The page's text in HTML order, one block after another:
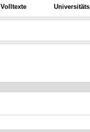
Volltexte